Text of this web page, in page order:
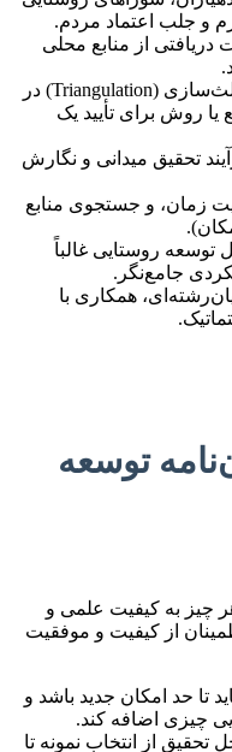
و جلب اعتماد مردم.
دریافتی از منابع محلی
* **راهکار:** استفاده از روش‌های مثلث‌سازی (Triangulation) در
یا روش برای تأیید یک
تحقیق میدانی و نگارش
زمان، و جستجوی منابع
روستایی غالباً
جامع‌نگر.
همکاری با
توسعه
چیز به کیفیت علمی و
از کیفیت و موفقیت
تا حد امکان جدید باشد و
چیزی اضافه کند.
از انتخاب نمونه تا